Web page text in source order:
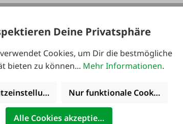
Deine Privatsphäre
Cookies, um Dir die bestmögliche
bieten zu können... Mehr Informationen.
Nur funktionale Cookies
Alle Cookies akzeptieren